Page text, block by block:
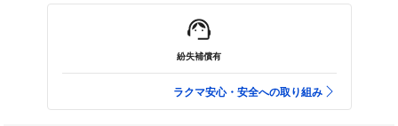
紛失補償有
ラクマ安心・安全への取り組み